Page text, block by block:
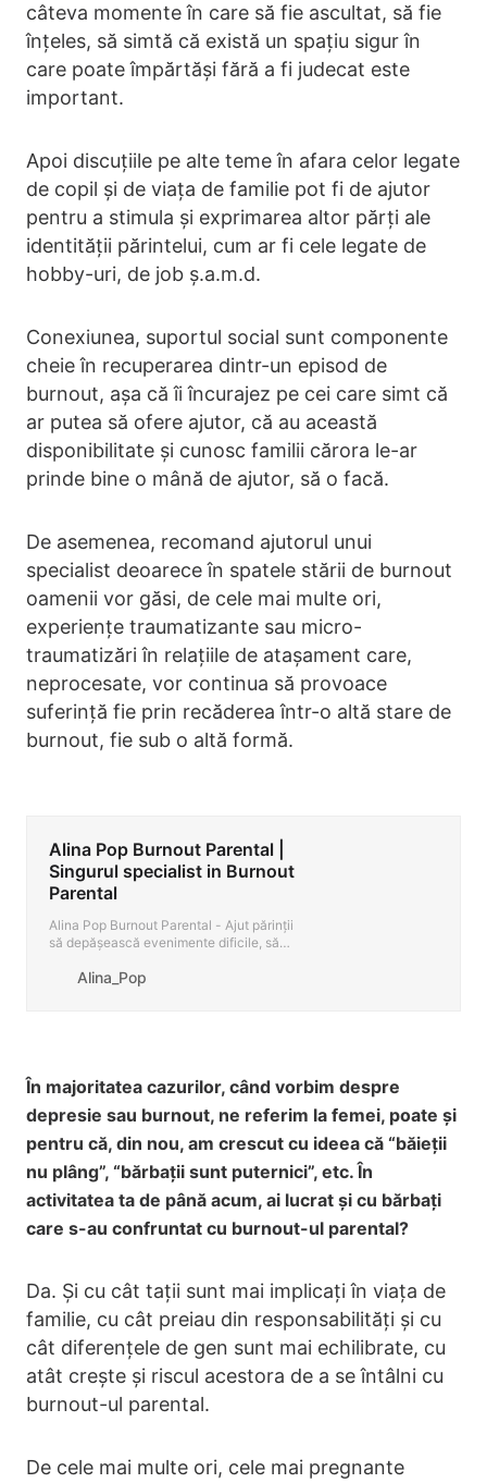
câteva momente în care să fie ascultat, să fie
înțeles, să simtă că există un spațiu sigur în
care poate împărtăși fără a fi judecat este
important.
Apoi discuțiile pe alte teme în afara celor legate
de copil și de viața de familie pot fi de ajutor
pentru a stimula și exprimarea altor părți ale
identității părintelui, cum ar fi cele legate de
hobby-uri, de job ș.a.m.d.
Conexiunea, suportul social sunt componente
cheie în recuperarea dintr-un episod de
burnout, așa că îi încurajez pe cei care simt că
ar putea să ofere ajutor, că au această
disponibilitate și cunosc familii cărora le-ar
prinde bine o mână de ajutor, să o facă.
De asemenea, recomand ajutorul unui
specialist deoarece în spatele stării de burnout
oamenii vor găsi, de cele mai multe ori,
experiențe traumatizante sau micro-
traumatizări în relațiile de atașament care,
neprocesate, vor continua să provoace
suferință fie prin recăderea într-o altă stare de
burnout, fie sub o altă formă.
Alina Pop Burnout Parental |
Singurul specialist in Burnout
Parental
Alina Pop Burnout Parental - Ajut părinții
să depășească evenimente dificile, să
partenerul...
Alina_Pop
În majoritatea cazurilor, când vorbim despre
depresie sau burnout, ne referim la femei, poate și
pentru că, din nou, am crescut cu ideea că “băieții
nu plâng”, “bărbații sunt puternici”, etc. În
activitatea ta de până acum, ai lucrat și cu bărbați
care s-au confruntat cu burnout-ul parental?
Da. Și cu cât tații sunt mai implicați în viața de
familie, cu cât preiau din responsabilități și cu
cât diferențele de gen sunt mai echilibrate, cu
atât crește și riscul acestora de a se întâlni cu
burnout-ul parental.
De cele mai multe ori, cele mai pregnante